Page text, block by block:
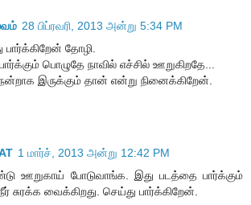
28 பிப்ரவரி, 2013 அன்று 5:34 PM
பார்க்கிறேன் தோழி.
பொழுதே நாவில் எச்சில் ஊறுகிறதே...
இருக்கும் தான் என்று நினைக்கிறேன்.
1 மார்ச், 2013 அன்று 12:42 PM
ஊறுகாய் போடுவாங்க. இது படத்தை பார்க்கும்
சுரக்க வைக்கிறது. செய்து பார்க்கிறேன்.